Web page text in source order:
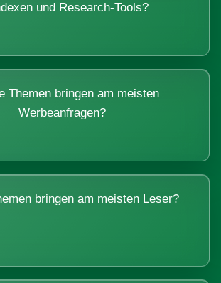
und Research-Tools?
Themen bringen am meisten
Werbeanfragen?
bringen am meisten Leser?